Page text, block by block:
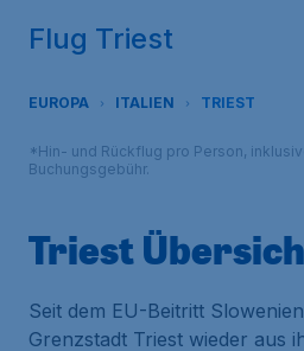
Flug Triest
EUROPA ITALIEN TRIEST
*Hin- und Rückflug pro Person,
Buchungsgebühr.
Triest
Seit dem EU-Beitritt
Grenzstadt Triest wieder aus